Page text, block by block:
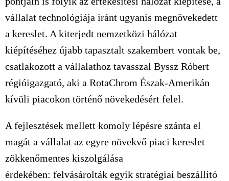
vállalat technológiája iránt ugyanis megnövekedett
a kereslet. A kiterjedt nemzetközi hálózat
kiépítéséhez újabb tapasztalt szakembert vontak be,
csatlakozott a vállalathoz tavasszal Byssz Róbert
régióigazgató, aki a RotaChrom Észak-Amerikán
kívüli piacokon történő növekedésért felel.
A fejlesztések mellett komoly lépésre szánta el
magát a vállalat az egyre növekvő piaci kereslet
zökkenőmentes kiszolgálása
érdekében: felvásárolták egyik stratégiai beszállító